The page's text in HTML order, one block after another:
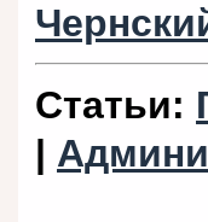
Статьи:
|